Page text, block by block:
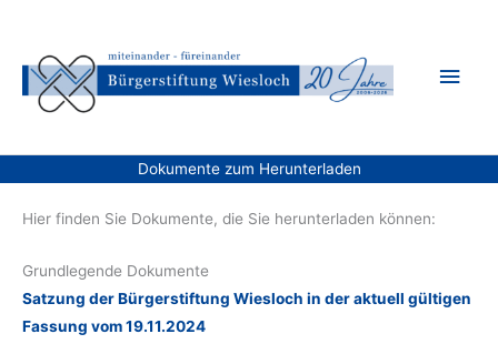
springen
Dokumente zum Herunterladen
Hier finden Sie Dokumente, die Sie herunterladen können:
Grundlegende Dokumente
Satzung der Bürgerstiftung Wiesloch in der aktuell gültigen
Fassung vom 19.11.2024